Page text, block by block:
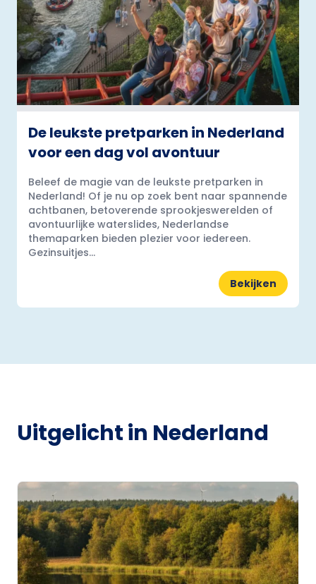
De leukste pretparken in Nederland
voor een dag vol avontuur
Beleef de magie van de leukste pretparken in
Nederland! Of je nu op zoek bent naar spannende
achtbanen, betoverende sprookjeswerelden of
avontuurlijke waterslides, Nederlandse
themaparken bieden plezier voor iedereen.
Gezinsuitjes...
Bekijken
Uitgelicht in Nederland